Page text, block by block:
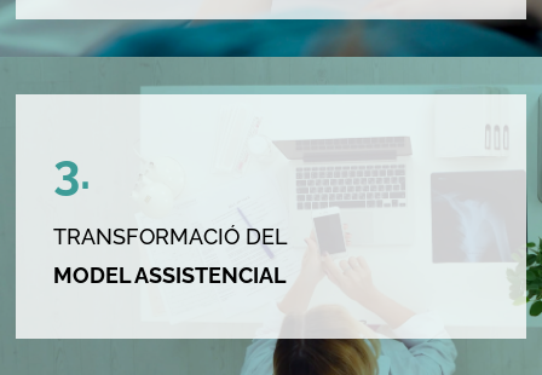
3.
TRANSFORMACIÓ DEL
MODEL ASSISTENCIAL